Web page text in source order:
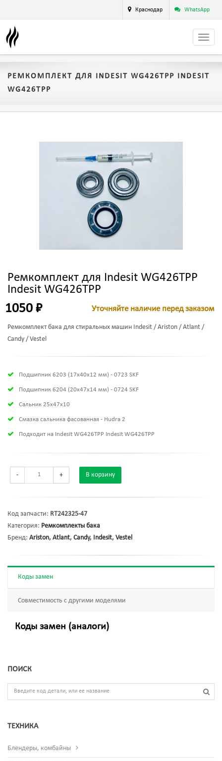
Краснодар WhatsApp
РЕМКОМПЛЕКТ ДЛЯ INDESIT WG426TPP INDESIT
WG426TPP
Ремкомплект для Indesit WG426TPP
Indesit WG426TPP
1050 ₽ Уточняйте наличие перед заказом
Ремкомплект бака для стиральных машин Indesit / Ariston / Atlant /
Candy / Vestel
Подшипник 6203 (17х40х12 мм) - 0723 SKF
Подшипник 6204 (20х47х14 мм) - 0724 SKF
Сальник 25x47x10
Смазка сальника фасованная - Hudra 2
Подходит на Indesit WG426TPP Indesit WG426TPP
- + В корзину
Код запчасти: RT242325-47
Категория: Ремкомплекты бака
Бренд: Ariston, Atlant, Candy, Indesit, Vestel
Коды замен
Совместимость с другими моделями
Коды замен (аналоги)
ПОИСК
ТЕХНИКА
Блендеры, комбайны